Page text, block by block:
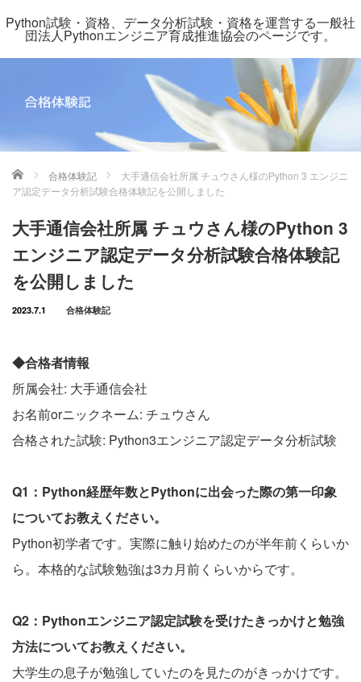
Python試験・資格、データ分析試験・資格を運営する一般社
団法人Pythonエンジニア育成推進協会のページです。
ホーム 合格体験記
大手通信会社所属 チュウさん様のPython 3 エンジニ
ア認定データ分析試験合格体験記を公開しました
大手通信会社所属 チュウさん様のPython 3
エンジニア認定データ分析試験合格体験記
を公開しました
2023.7.1 合格体験記
◆合格者情報
所属会社: 大手通信会社
お名前orニックネーム: チュウさん
合格された試験: Python3エンジニア認定データ分析試験
Q1：Python経歴年数とPythonに出会った際の第一印象
についてお教えください。
Python初学者です。実際に触り始めたのが半年前くらいか
ら。本格的な試験勉強は3カ月前くらいからです。
Q2：Pythonエンジニア認定試験を受けたきっかけと勉強
方法についてお教えください。
大学生の息子が勉強していたのを見たのがきっかけです。